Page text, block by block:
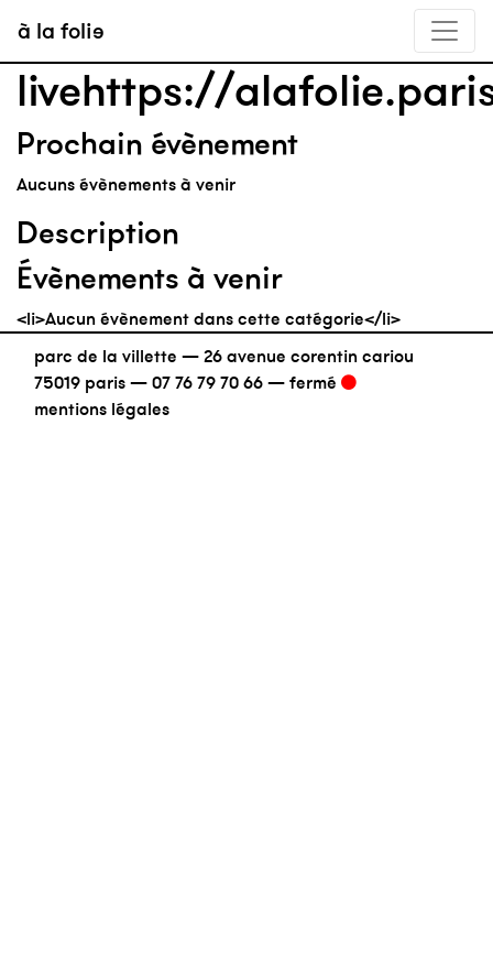
à la folie
livehttps://
Prochain évènement
Aucuns évènements à venir
Description
Évènements à venir
<li>Aucun évènement dans cette catégorie</li>
parc de la villette — 26 avenue corentin cariou
75019 paris — 07 76 79 70 66 — fermé
mentions légales